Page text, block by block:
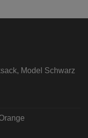
Model Schwarz